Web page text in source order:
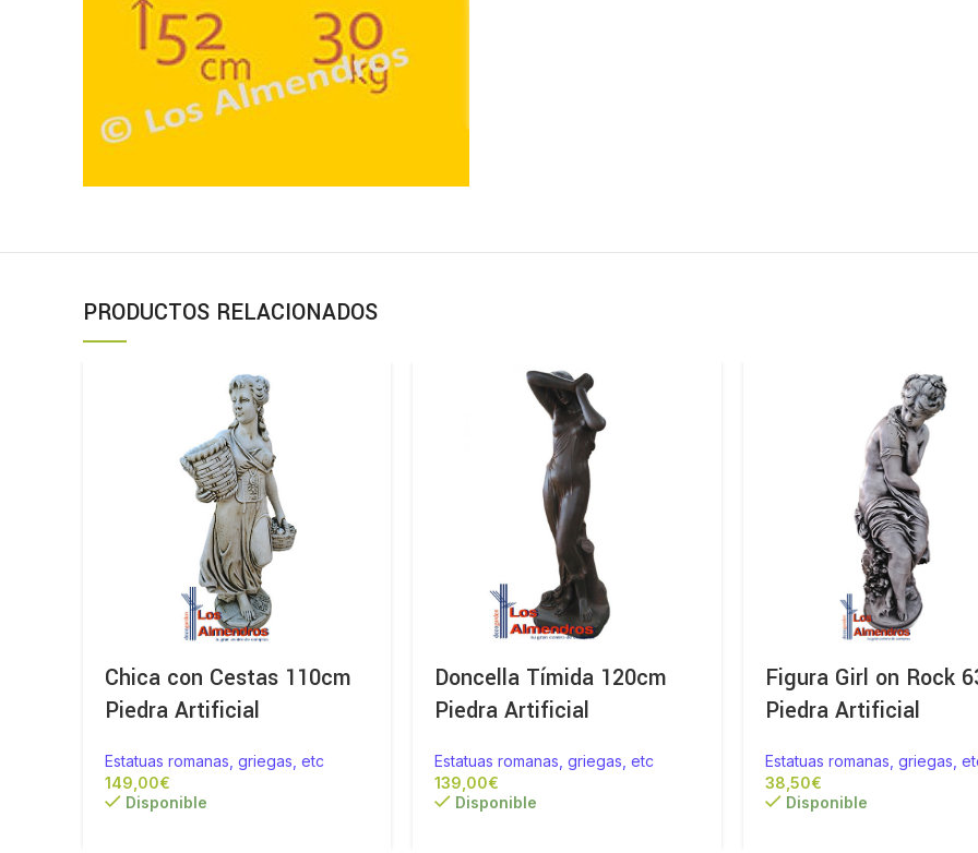
PRODUCTOS RELACIONADOS
Chica con Cestas 110cm
Piedra Artificial
Estatuas romanas, griegas, etc
€
Disponible
Doncella Tímida 120cm
Piedra Artificial
Estatuas romanas, griegas, etc
€
Disponible
Figura Girl on Rock
Piedra Artificial
Estatuas romanas, griegas,
€
Disponible